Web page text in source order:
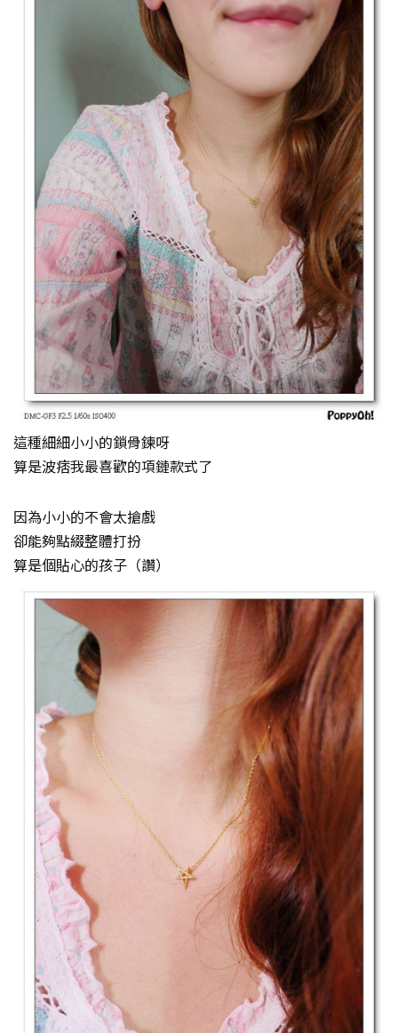
這種細細小小的鎖骨鍊呀
算是波痞我最喜歡的項鏈款式了
因為小小的不會太搶戲
卻能夠點綴整體打扮
算是個貼心的孩子（讚）